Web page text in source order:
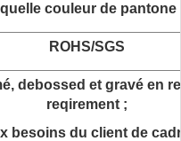
couleur de
ROHS/SGS
debossed et gravé en
reqirement ;
besoins du client de